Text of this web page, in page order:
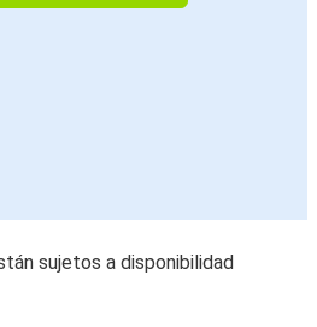
sujetos a disponibilidad